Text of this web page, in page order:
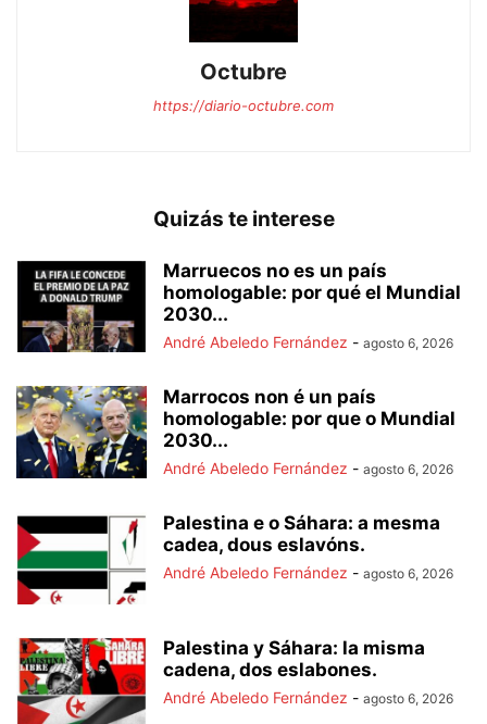
Octubre
https://diario-octubre.com
Quizás te interese
Marruecos no es un país
homologable: por qué el Mundial
2030...
André Abeledo Fernández - agosto 6, 2026
Marrocos non é un país
homologable: por que o Mundial
2030...
André Abeledo Fernández - agosto 6, 2026
Palestina e o Sáhara: a mesma
cadea, dous eslavóns.
André Abeledo Fernández - agosto 6, 2026
Palestina y Sáhara: la misma
cadena, dos eslabones.
André Abeledo Fernández - agosto 6, 2026